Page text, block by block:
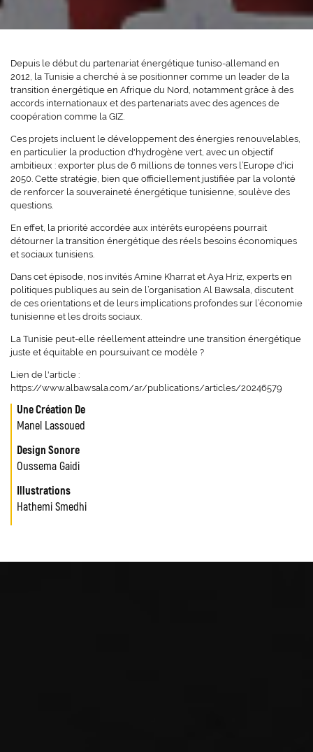
Une Création De
Manel Lassoued
Design Sonore
Oussema Gaidi
Illustrations
Hathemi Smedhi
Depuis le début du partenariat énergétique tuniso-allemand en
2012, la Tunisie a cherché à se positionner comme un leader de la
transition énergétique en Afrique du Nord, notamment grâce à des
accords internationaux et des partenariats avec des agences de
coopération comme la GIZ.
Ces projets incluent le développement des énergies renouvelables,
en particulier la production d'hydrogène vert, avec un objectif
ambitieux : exporter plus de 6 millions de tonnes vers l’Europe d'ici
2050. Cette stratégie, bien que officiellement justifiée par la volonté
de renforcer la souveraineté énergétique tunisienne, soulève des
questions.
En effet, la priorité accordée aux intérêts européens pourrait
détourner la transition énergétique des réels besoins économiques
et sociaux tunisiens.
Dans cet épisode, nos invités Amine Kharrat et Aya Hriz, experts en
politiques publiques au sein de l’organisation Al Bawsala, discutent
de ces orientations et de leurs implications profondes sur l’économie
tunisienne et les droits sociaux.
La Tunisie peut-elle réellement atteindre une transition énergétique
juste et équitable en poursuivant ce modèle ?
Lien de l'article :
https://www.albawsala.com/ar/publications/articles/20246579